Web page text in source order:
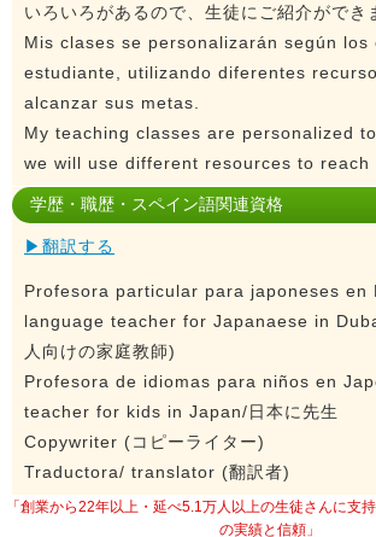
いろいろがあるので、生徒にご紹介ができ
Mis clases se personalizarán según los
estudiante, utilizando diferentes
alcanzar sus metas.
My teaching classes are personalized
we will use different resources to reach
学歴・職歴・スペイン語関連資格
▶翻訳する
Profesora particular para japoneses en
language teacher for Japanaese in
人向けの家庭教師)
Profesora de idiomas para niños en
teacher for kids in Japan/日本に先生
Copywriter (コピーライター)
Traductora/ translator (翻訳者)
「創業から22年以上・延べ5.1万人以上の生徒さんに支
の実績と信頼」